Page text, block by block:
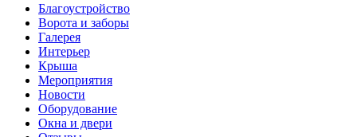
Благоустройство
Ворота и заборы
Галерея
Интерьер
Крыша
Мероприятия
Новости
Оборудование
Окна и двери